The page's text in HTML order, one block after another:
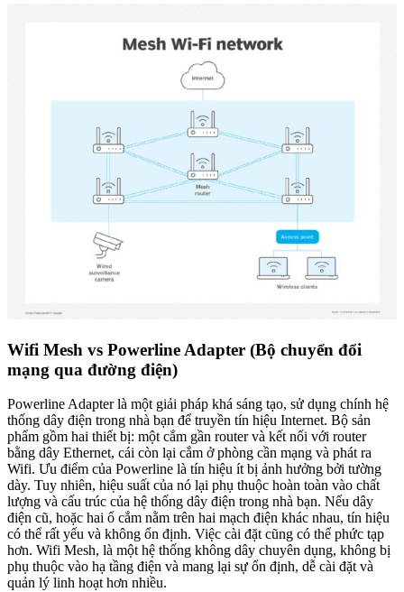
Wifi Mesh vs Powerline Adapter (Bộ chuyển đổi
mạng qua đường điện)
Powerline Adapter là một giải pháp khá sáng tạo, sử dụng chính hệ
thống dây điện trong nhà bạn để truyền tín hiệu Internet. Bộ sản
phẩm gồm hai thiết bị: một cắm gần router và kết nối với router
bằng dây Ethernet, cái còn lại cắm ở phòng cần mạng và phát ra
Wifi. Ưu điểm của Powerline là tín hiệu ít bị ảnh hưởng bởi tường
dày. Tuy nhiên, hiệu suất của nó lại phụ thuộc hoàn toàn vào chất
lượng và cấu trúc của hệ thống dây điện trong nhà bạn. Nếu dây
điện cũ, hoặc hai ổ cắm nằm trên hai mạch điện khác nhau, tín hiệu
có thể rất yếu và không ổn định. Việc cài đặt cũng có thể phức tạp
hơn. Wifi Mesh, là một hệ thống không dây chuyên dụng, không bị
phụ thuộc vào hạ tầng điện và mang lại sự ổn định, dễ cài đặt và
quản lý linh hoạt hơn nhiều.